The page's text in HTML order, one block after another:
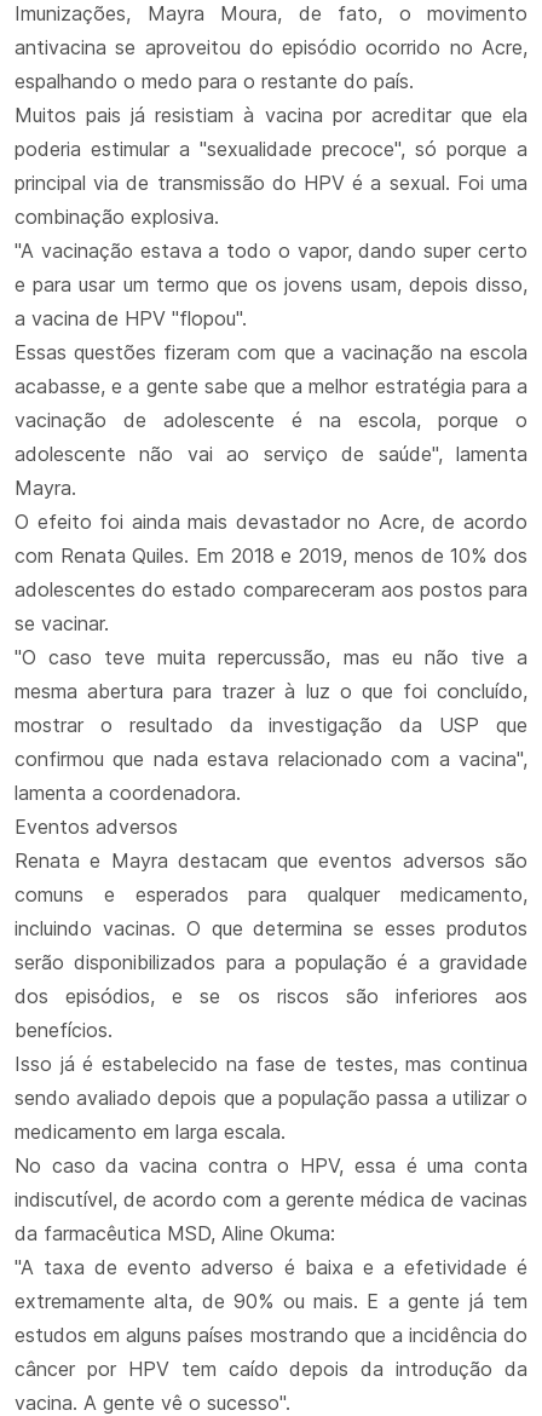
Imunizações, Mayra Moura, de fato, o movimento
antivacina se aproveitou do episódio ocorrido no Acre,
espalhando o medo para o restante do país.
Muitos pais já resistiam à vacina por acreditar que ela
poderia estimular a "sexualidade precoce", só porque a
principal via de transmissão do HPV é a sexual. Foi uma
combinação explosiva.
"A vacinação estava a todo o vapor, dando super certo
e para usar um termo que os jovens usam, depois disso,
a vacina de HPV "flopou".
Essas questões fizeram com que a vacinação na escola
acabasse, e a gente sabe que a melhor estratégia para a
vacinação de adolescente é na escola, porque o
adolescente não vai ao serviço de saúde", lamenta
Mayra.
O efeito foi ainda mais devastador no Acre, de acordo
com Renata Quiles. Em 2018 e 2019, menos de 10% dos
adolescentes do estado compareceram aos postos para
se vacinar.
"O caso teve muita repercussão, mas eu não tive a
mesma abertura para trazer à luz o que foi concluído,
mostrar o resultado da investigação da USP que
confirmou que nada estava relacionado com a vacina",
lamenta a coordenadora.
Eventos adversos
Renata e Mayra destacam que eventos adversos são
comuns e esperados para qualquer medicamento,
incluindo vacinas. O que determina se esses produtos
serão disponibilizados para a população é a gravidade
dos episódios, e se os riscos são inferiores aos
benefícios.
Isso já é estabelecido na fase de testes, mas continua
sendo avaliado depois que a população passa a utilizar o
medicamento em larga escala.
No caso da vacina contra o HPV, essa é uma conta
indiscutível, de acordo com a gerente médica de vacinas
da farmacêutica MSD, Aline Okuma:
"A taxa de evento adverso é baixa e a efetividade é
extremamente alta, de 90% ou mais. E a gente já tem
estudos em alguns países mostrando que a incidência do
câncer por HPV tem caído depois da introdução da
vacina. A gente vê o sucesso".